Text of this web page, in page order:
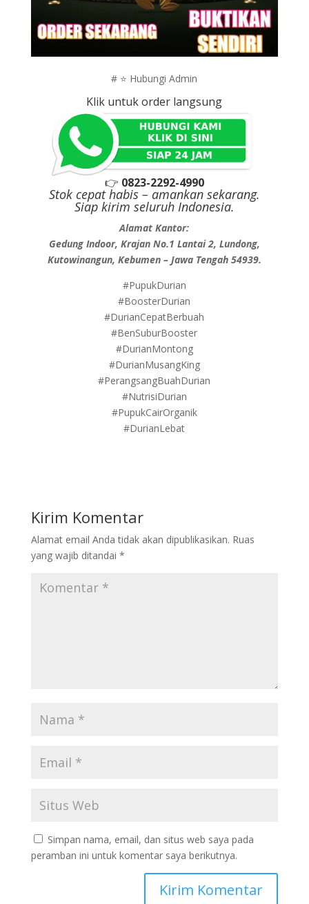
# ⭐ Hubungi Admin
Klik untuk order langsung
👉 0823-2292-4990
Stok cepat habis – amankan sekarang.
Siap kirim seluruh Indonesia.
Alamat Kantor:
Gedung Indoor, Krajan No.1 Lantai 2, Lundong,
Kutowinangun, Kebumen – Jawa Tengah 54939.
#PupukDurian
#BoosterDurian
#DurianCepatBerbuah
#BenSuburBooster
#DurianMontong
#DurianMusangKing
#PerangsangBuahDurian
#NutrisiDurian
#PupukCairOrganik
#DurianLebat
Kirim Komentar
Alamat email Anda tidak akan dipublikasikan. Ruas
yang wajib ditandai *
Simpan nama, email, dan situs web saya pada
peramban ini untuk komentar saya berikutnya.